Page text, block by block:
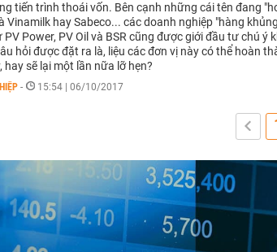
tiến trình thoái vốn. Bên cạnh những cái tên đang
Vinamilk hay Sabeco... các doanh nghiệp "hàng
PV Power, PV Oil và BSR cũng được giới đầu tư chú ý
hỏi được đặt ra là, liệu các đơn vị này có thể hoàn
hay sẽ lại một lần nữa lỡ hẹn?
- 15:54 | 06/10/2017